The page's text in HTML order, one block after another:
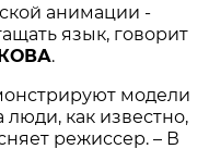
анимации -
язык, говорит
.
модели
как известно,
режиссер. – В